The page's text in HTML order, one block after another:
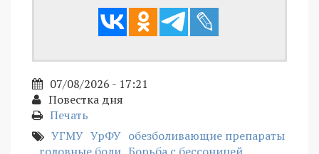
07/08/2026 - 17:21
Повестка дня
Печать
УГМУ УрФУ обезболивающие препараты